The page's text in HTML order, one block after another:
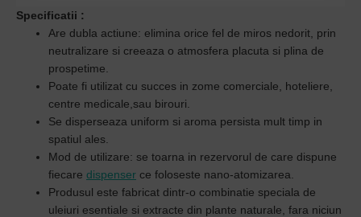
Specificatii :
Are dubla actiune: elimina orice fel de miros nedorit, prin
neutralizare si creeaza o atmosfera placuta si plina de
prospetime.
Poate fi utilizat cu succes in zome comerciale, hoteliere,
centre medicale,sau birouri.
Se disperseaza uniform si aroma persista mult timp in
spatiul ales.
Mod de utilizare: se toarna in rezervorul de care dispune
fiecare dispenser ce foloseste nano-atomizarea.
Produsul este fabricat dintr-o combinatie speciala de
uleiuri esentiale si extracte din plante naturale, fara niciun